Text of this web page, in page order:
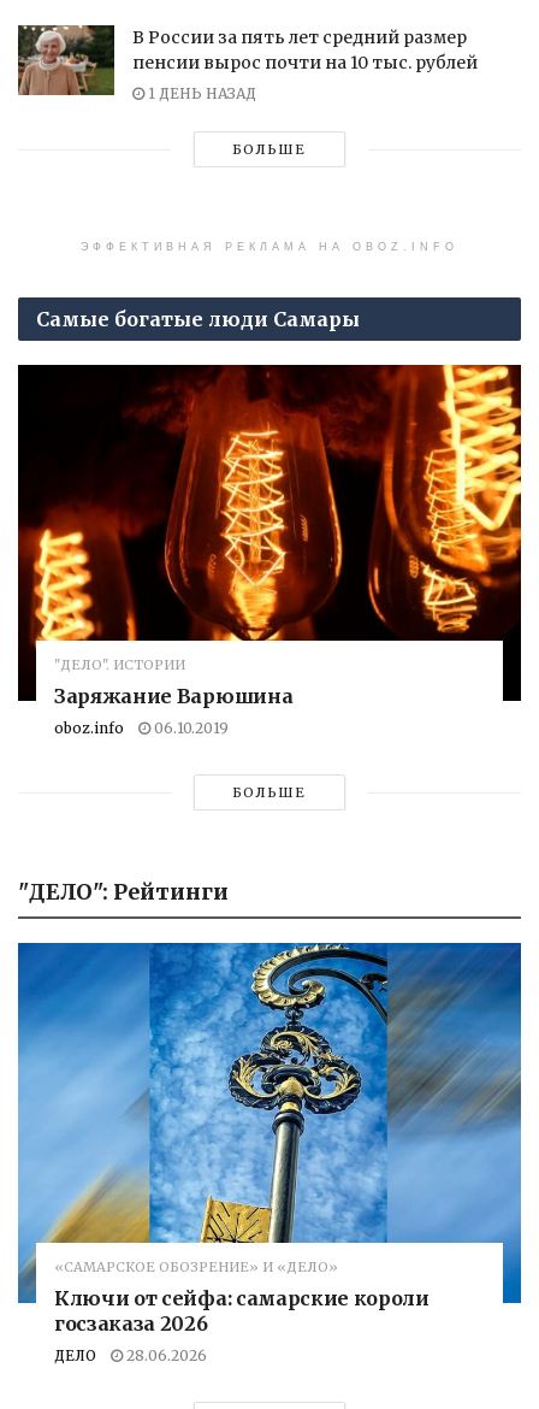
В России за пять лет средний размер
пенсии вырос почти на 10 тыс. рублей
1 ДЕНЬ НАЗАД
БОЛЬШЕ
ЭФФЕКТИВНАЯ РЕКЛАМА НА OBOZ.INFO
Самые богатые люди Самары
"ДЕЛО". ИСТОРИИ
Заряжание Варюшина
oboz.info 06.10.2019
БОЛЬШЕ
"ДЕЛО": Рейтинги
«САМАРСКОЕ ОБОЗРЕНИЕ» И «ДЕЛО»
Ключи от сейфа: самарские короли
госзаказа 2026
ДЕЛО 28.06.2026